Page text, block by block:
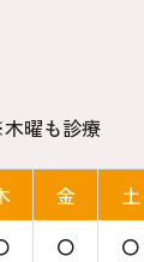
木曜も診療
金 土
〇 〇